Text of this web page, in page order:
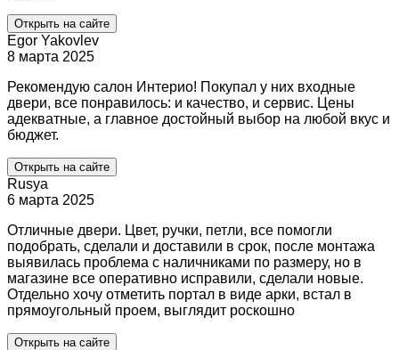
Открыть на сайте
Egor Yakovlev
8 марта 2025
Рекомендую салон Интерио! Покупал у них входные
двери, все понравилось: и качество, и сервис. Цены
адекватные, а главное достойный выбор на любой вкус и
бюджет.
Открыть на сайте
Rusya
6 марта 2025
Отличные двери. Цвет, ручки, петли, все помогли
подобрать, сделали и доставили в срок, после монтажа
выявилась проблема с наличниками по размеру, но в
магазине все оперативно исправили, сделали новые.
Отдельно хочу отметить портал в виде арки, встал в
прямоугольный проем, выглядит роскошно
Открыть на сайте